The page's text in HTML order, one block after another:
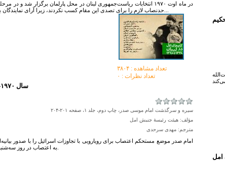
در ماه اوت ۱۹۷۰ انتخابات رياست‌جمهورى لبنان در محل‌ پارلمان برگزار شد و
تعداد مشاهده :‌ ۳۸۰۴
تعداد نظرات : ۰
سیره و سرگذشت امام موسی صدر، چاپ دوم، جلد ۱، صفحه ۲۰۱-۲۰۴
مؤلف: هیئت رئیسۀ جنبش امل
مترجم: مهدی سرحدی
امام صدر موضع مستحکم اعتصاب برای رویارویی با تجاوزات اسرائیل را با صدور
امل